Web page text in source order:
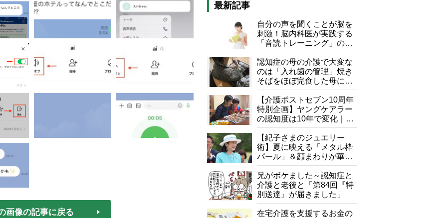
画像の記事に戻る
最新記事
自分の声を聞くことが脳を
刺激！脳内科医が実践する
「音読トレーニング」の極
意
認知症の母の介護で大変な
のは「入れ歯の管理」焼き
そばをほぼ完食した母に息
子が血の気が引いた理由
【介護ポストセブン10周年
特別企画】ヤングケアラー
の認知度は10年で変化｜流
行語大賞にノミネート、法
律にも明記されたが果たし
て現在は？
【紀子さまのジュエリー
術】夏に映える「メタル枠
パール」＆顔まわりが華や
ぐ「揺れる一粒」の使い分
け方
兄がボケました～認知症と
介護と老後と「第84回『特
別送達』が届きました」
在宅介護を支援するお金の